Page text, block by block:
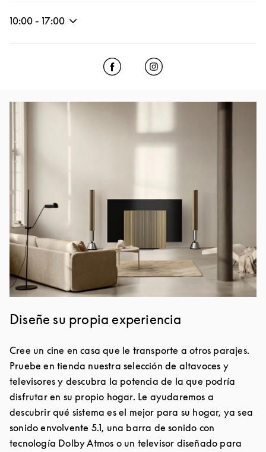
10:00 - 17:00
Click to open Facebook
Link Opens in New Tab
Click to open Instagram
Link Opens in New Tab
Imagen del evento
Diseñe su propia experiencia
Cree un cine en casa que le transporte a otros parajes.
Pruebe en tienda nuestra selección de altavoces y
televisores y descubra la potencia de la que podría
disfrutar en su propio hogar. Le ayudaremos a
descubrir qué sistema es el mejor para su hogar, ya sea
sonido envolvente 5.1, una barra de sonido con
tecnología Dolby Atmos o un televisor diseñado para